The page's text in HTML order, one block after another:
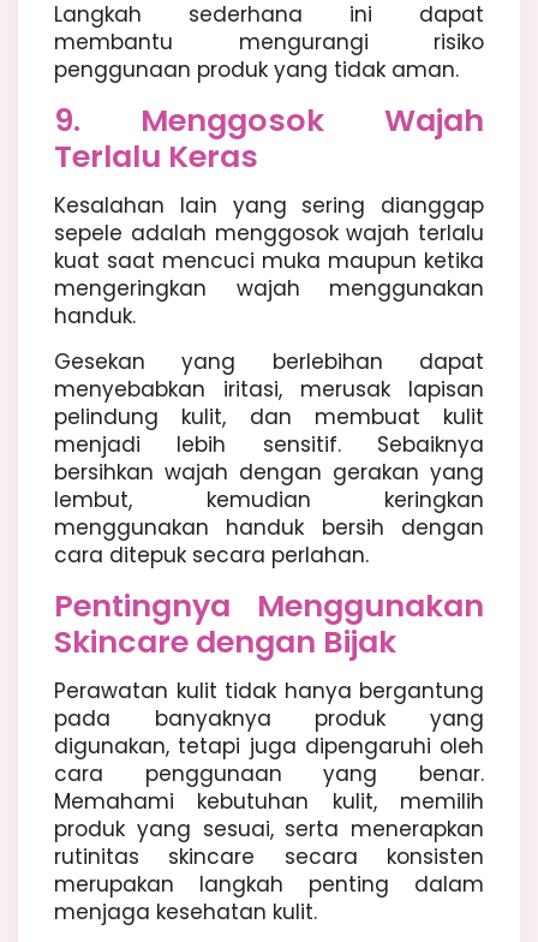
Langkah sederhana ini dapat
membantu mengurangi risiko
penggunaan produk yang tidak aman.
9. Menggosok Wajah
Terlalu Keras
Kesalahan lain yang sering dianggap
sepele adalah menggosok wajah terlalu
kuat saat mencuci muka maupun ketika
mengeringkan wajah menggunakan
handuk.
Gesekan yang berlebihan dapat
menyebabkan iritasi, merusak lapisan
pelindung kulit, dan membuat kulit
menjadi lebih sensitif. Sebaiknya
bersihkan wajah dengan gerakan yang
lembut, kemudian keringkan
menggunakan handuk bersih dengan
cara ditepuk secara perlahan.
Pentingnya Menggunakan
Skincare dengan Bijak
Perawatan kulit tidak hanya bergantung
pada banyaknya produk yang
digunakan, tetapi juga dipengaruhi oleh
cara penggunaan yang benar.
Memahami kebutuhan kulit, memilih
produk yang sesuai, serta menerapkan
rutinitas skincare secara konsisten
merupakan langkah penting dalam
menjaga kesehatan kulit.